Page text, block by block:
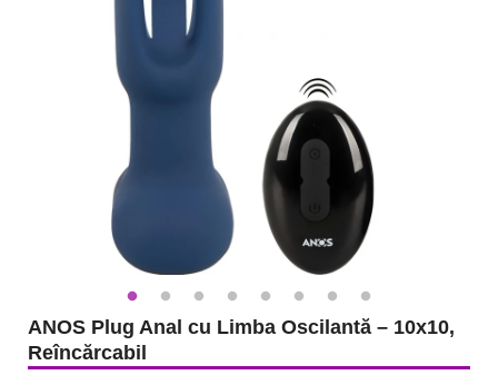
ANOS Plug Anal cu Limba Oscilantă – 10x10,
Reîncărcabil